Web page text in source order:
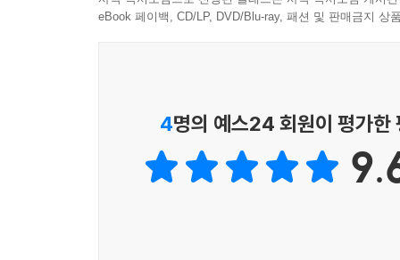
눈썹은 제거하고 화장품으로 아주 옅게 그리기도
카락들 역시 제거하여, 정교한 헤드드레스 아래
파라오만이 배꼽에 피어싱을 할 수 있었다. 이집
고대 로마 군대의 백인대장들은 유두에 피어싱
의 하나로 혀에 피어싱을 했으며, 이 과정에서 나
시작했고, 이런 의지는 다양한 소재의 미니스커트
왜 예전에 아름다웠던 것이 오늘날에는 아름답지
2010년대에 다리 한 쪽당 30인치는 될법한 거
패셔너블하지 않기 때문이다. 하지만 90년대에는
eBook 페이백, CD/LP, DVD/Blu-ray, 패션 및 판매금지 상
4명의 예스24 회원이 평가한